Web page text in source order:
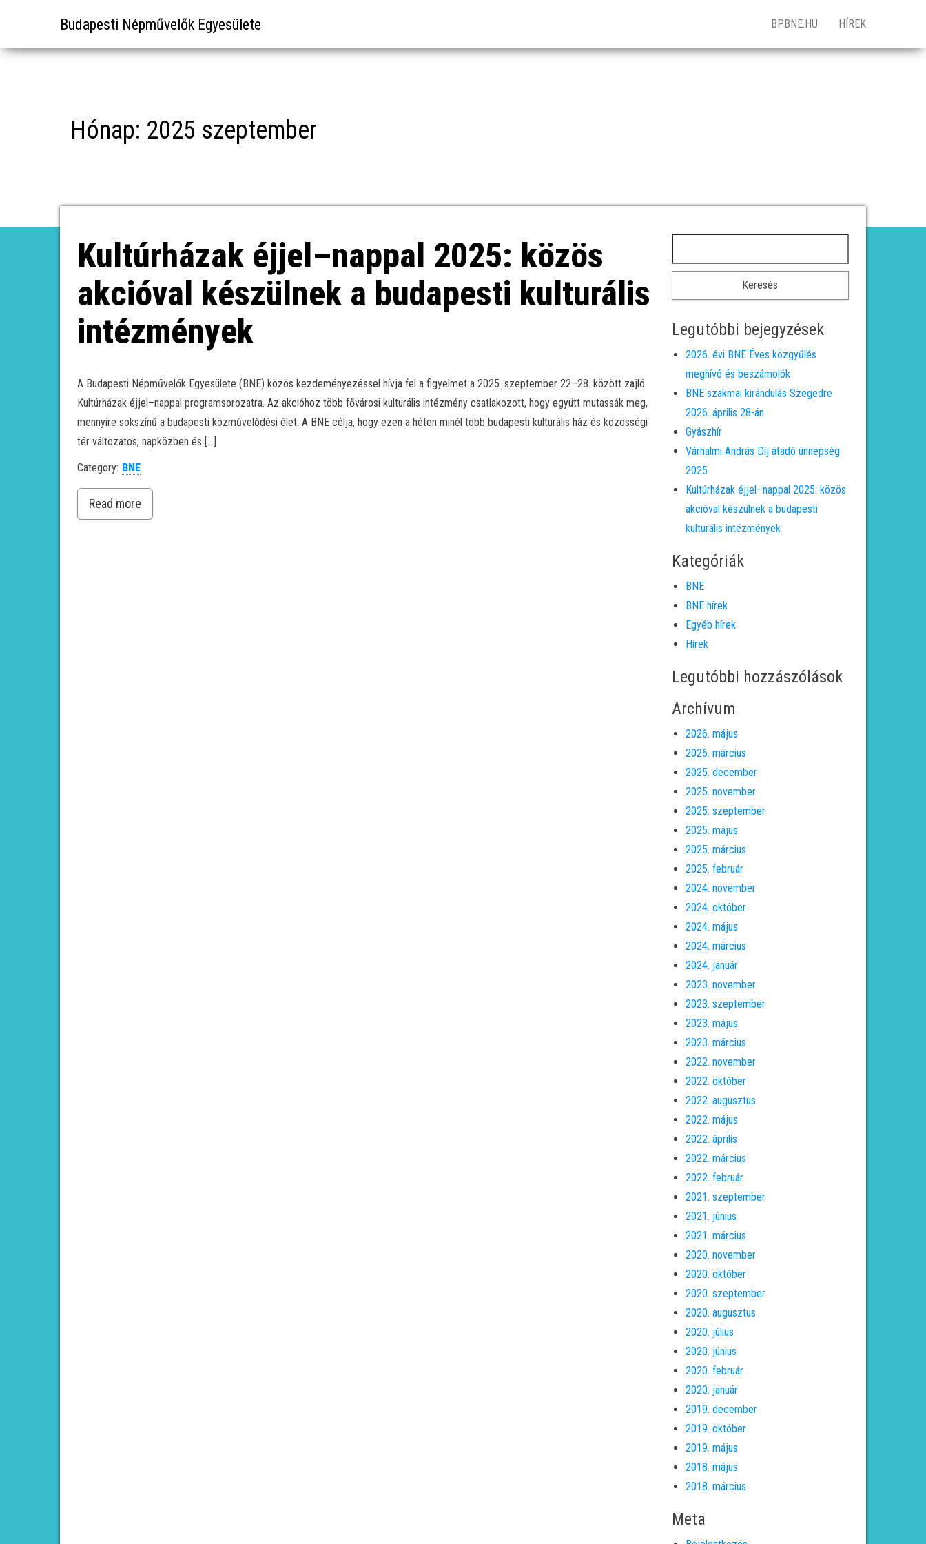
Budapesti Népművelők Egyesülete BPBNE.HU HÍREK
Hónap: 2025 szeptember
Kultúrházak éjjel–nappal 2025: közös
akcióval készülnek a budapesti kulturális
intézmények
A Budapesti Népművelők Egyesülete (BNE) közös kezdeményezéssel hívja fel a figyelmet a 2025. szeptember 22–28. között zajló
Kultúrházak éjjel–nappal programsorozatra. Az akcióhoz több fővárosi kulturális intézmény csatlakozott, hogy együtt mutassák meg,
mennyire sokszínű a budapesti közművelődési élet. A BNE célja, hogy ezen a héten minél több budapesti kulturális ház és közösségi
tér változatos, napközben és […]
Category: BNE
Read more
Legutóbbi bejegyzések
2026. évi BNE Éves közgyűlés
meghívó és beszámolók
BNE szakmai kirándulás Szegedre
2026. április 28-án
Gyászhír
Várhalmi András Díj átadó ünnepség
2025
Kultúrházak éjjel–nappal 2025: közös
akcióval készülnek a budapesti
kulturális intézmények
Kategóriák
BNE
BNE hírek
Egyéb hírek
Hírek
Legutóbbi hozzászólások
Archívum
2026. május
2026. március
2025. december
2025. november
2025. szeptember
2025. május
2025. március
2025. február
2024. november
2024. október
2024. május
2024. március
2024. január
2023. november
2023. szeptember
2023. május
2023. március
2022. november
2022. október
2022. augusztus
2022. május
2022. április
2022. március
2022. február
2021. szeptember
2021. június
2021. március
2020. november
2020. október
2020. szeptember
2020. augusztus
2020. július
2020. június
2020. február
2020. január
2019. december
2019. október
2019. május
2018. május
2018. március
Meta